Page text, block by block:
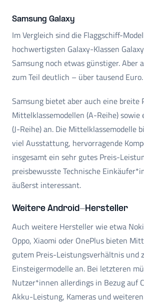
Samsung Galaxy
Im Vergleich sind die Flaggschiff-
hochwertigsten Galaxy-Klassen
Samsung noch etwas günstiger. Aber
zum Teil deutlich – über tausend Euro.
Samsung bietet aber auch eine breite
Mittelklassemodellen (A-Reihe) sowie
(J-Reihe) an. Die Mittelklassemodelle
viel Ausstattung, hervorragende
insgesamt ein sehr gutes Preis-
preisbewusste Technische
äußerst interessant.
Weitere Android-Hersteller
Auch weitere Hersteller wie etwa
Oppo, Xiaomi oder OnePlus bieten
gutem Preis-Leistungsverhältnis und
Einsteigermodelle an. Bei letzteren
Nutzer*innen allerdings in Bezug auf
Akku-Leistung, Kameras und weiteren